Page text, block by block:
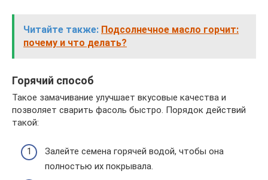
Читайте также: Подсолнечное масло горчит:
почему и что делать?
Горячий способ
Такое замачивание улучшает вкусовые качества и
позволяет сварить фасоль быстро. Порядок действий
такой:
Залейте семена горячей водой, чтобы она
полностью их покрывала.